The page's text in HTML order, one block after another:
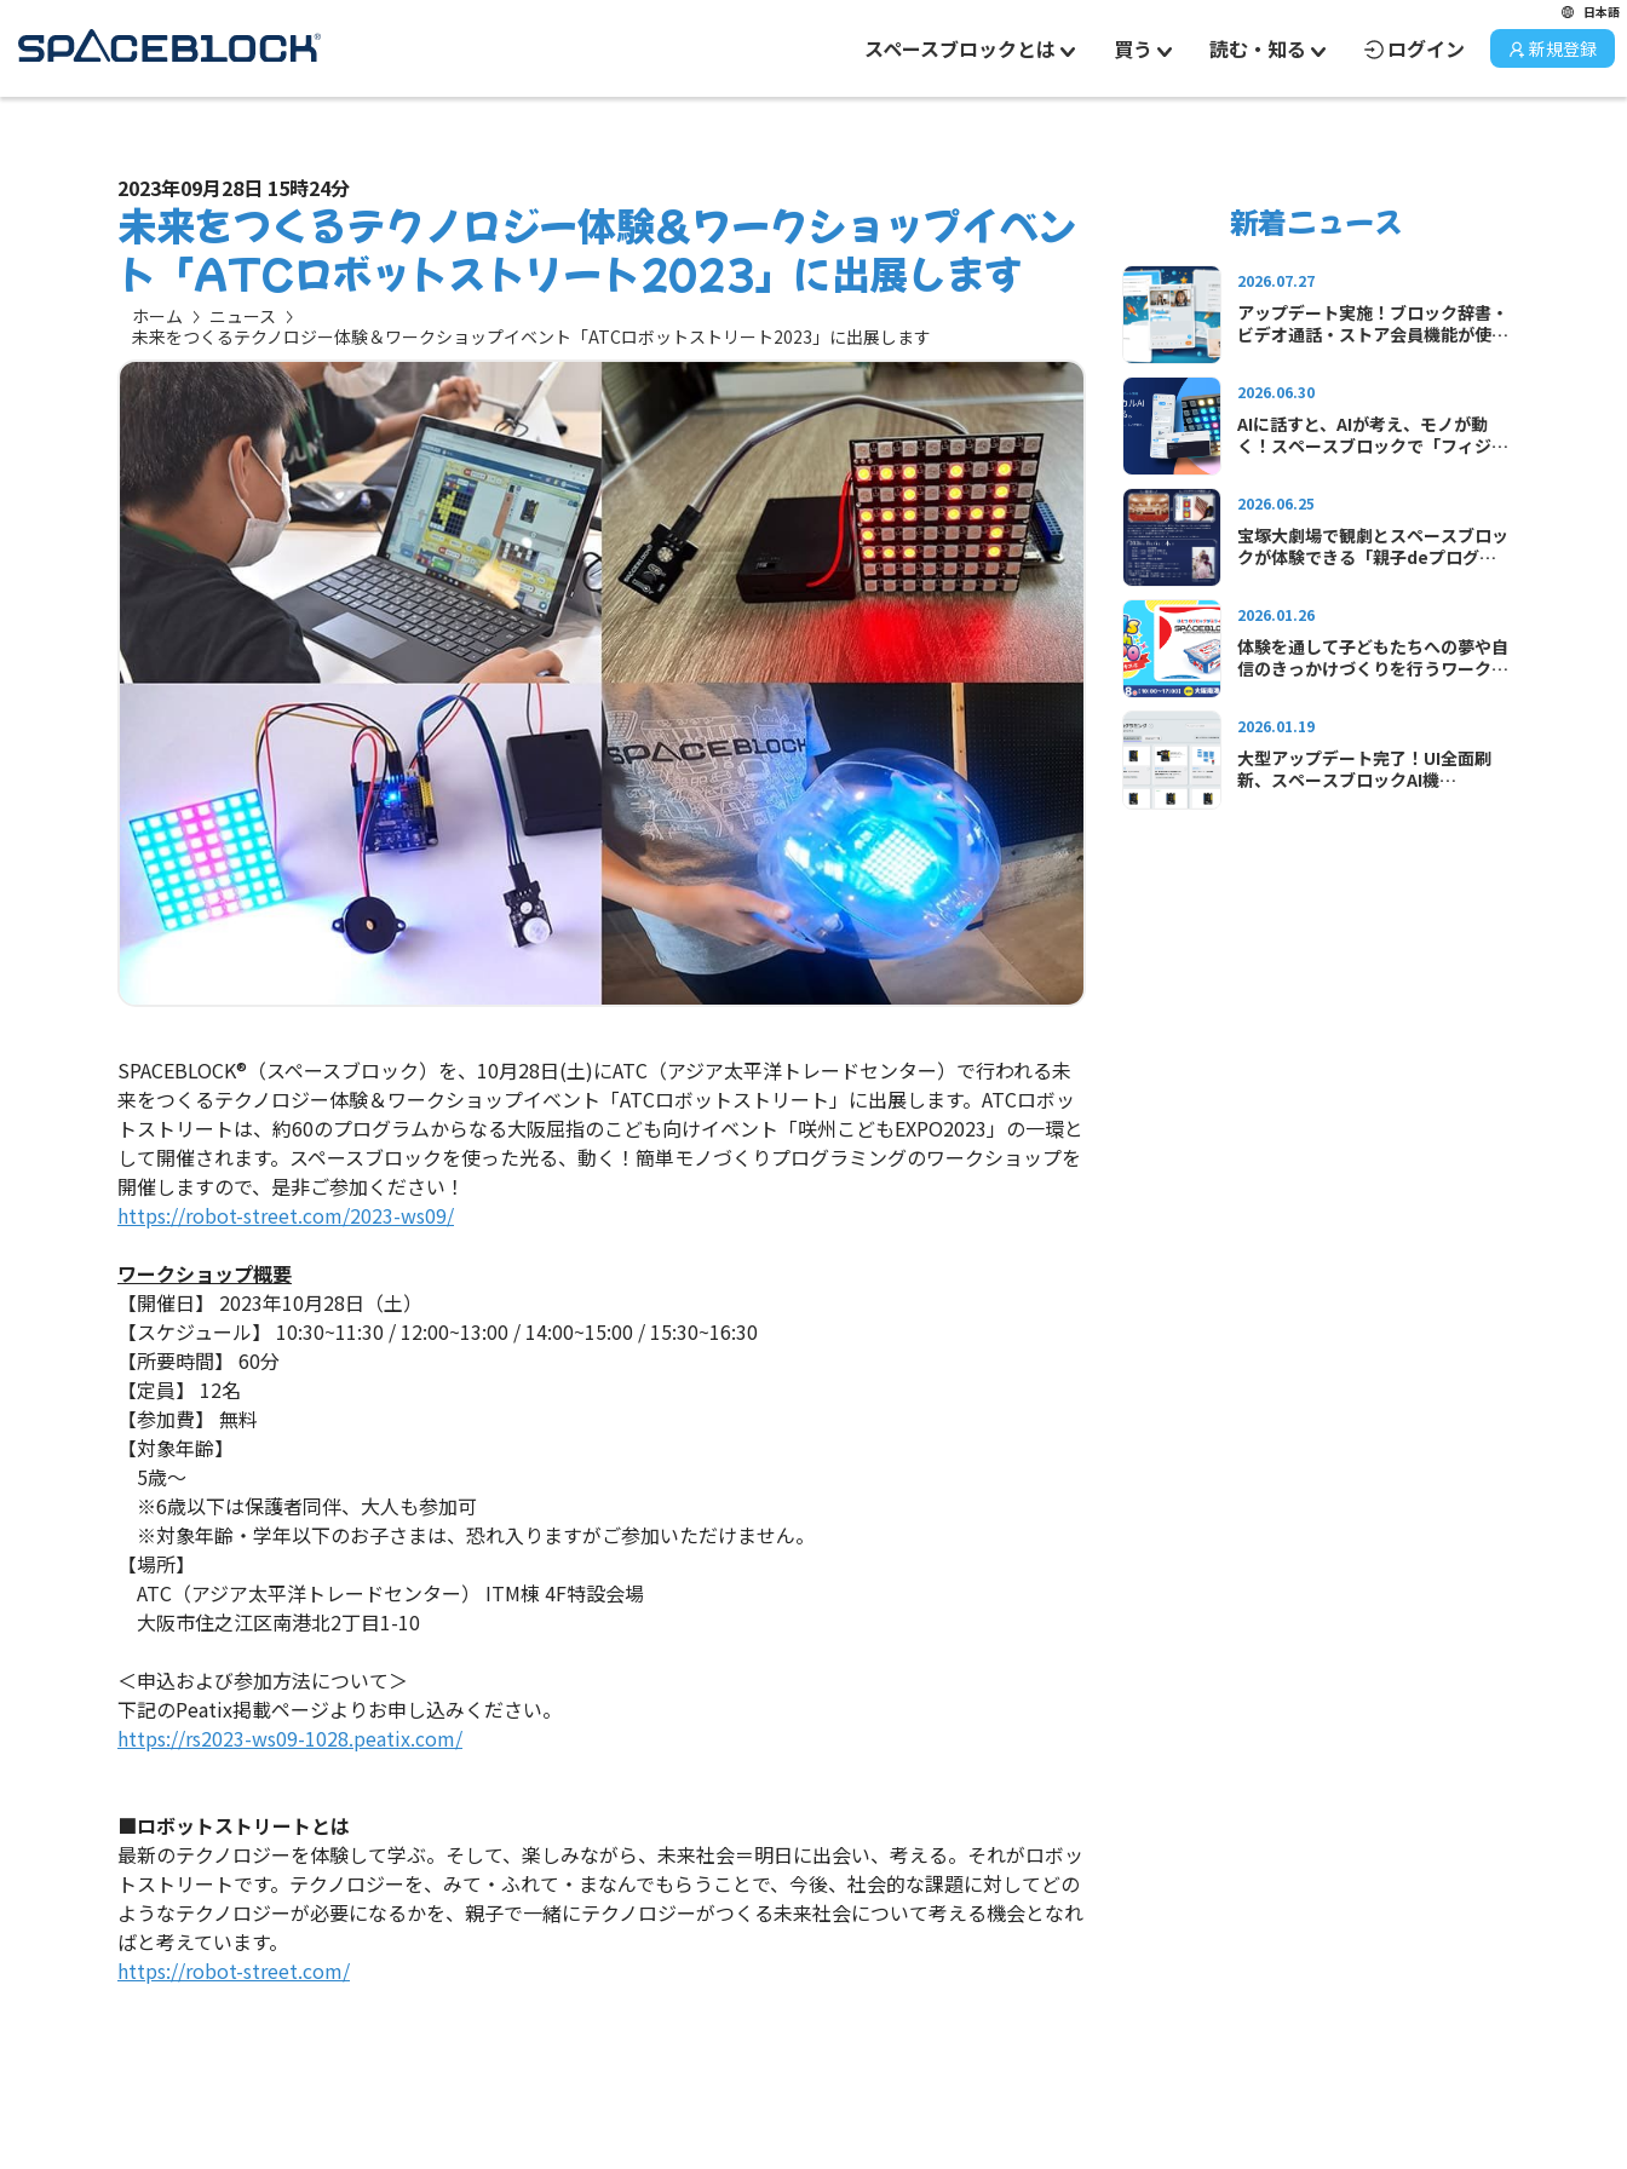
スペースブロックとは 買う 読む・知る ログイン 新規登録
日本語
2023年09月28日 15時24分
未来をつくるテクノロジー体験＆ワークショップイベン
ト「ATCロボットストリート2023」に出展します
ホーム
ニュース
未来をつくるテクノロジー体験＆ワークショップイベント「ATCロボットストリート2023」に出展します
SPACEBLOCK®（スペースブロック）を、10月28日(土)にATC（アジア太平洋トレードセンター）で行われる未
来をつくるテクノロジー体験＆ワークショップイベント「ATCロボットストリート」に出展します。ATCロボッ
トストリートは、約60のプログラムからなる大阪屈指のこども向けイベント「咲州こどもEXPO2023」の一環と
して開催されます。スペースブロックを使った光る、動く！簡単モノづくりプログラミングのワークショップを
開催しますので、是非ご参加ください！
https://robot-street.com/2023-ws09/
ワークショップ概要
【開催日】 2023年10月28日（土）
【スケジュール】 10:30~11:30 / 12:00~13:00 / 14:00~15:00 / 15:30~16:30
【所要時間】 60分
【定員】 12名
【参加費】 無料
【対象年齢】
5歳～
※6歳以下は保護者同伴、大人も参加可
※対象年齢・学年以下のお子さまは、恐れ入りますがご参加いただけません。
【場所】
ATC（アジア太平洋トレードセンター） ITM棟 4F特設会場
大阪市住之江区南港北2丁目1-10
＜申込および参加方法について＞
下記のPeatix掲載ページよりお申し込みください。
https://rs2023-ws09-1028.peatix.com/
■ロボットストリートとは
最新のテクノロジーを体験して学ぶ。そして、楽しみながら、未来社会＝明日に出会い、考える。それがロボッ
トストリートです。テクノロジーを、みて・ふれて・まなんでもらうことで、今後、社会的な課題に対してどの
ようなテクノロジーが必要になるかを、親子で一緒にテクノロジーがつくる未来社会について考える機会となれ
ばと考えています。
https://robot-street.com/
新着ニュース
2026.07.27
アップデート実施！ブロック辞書・
ビデオ通話・ストア会員機能が使え
2026.06.30
AIに話すと、AIが考え、モノが動
く！スペースブロックで「フィジカ
2026.06.25
宝塚大劇場で観劇とスペースブロッ
クが体験できる「親子deプログラ
2026.01.26
体験を通して子どもたちへの夢や自
信のきっかけづくりを行うワークシ
2026.01.19
大型アップデート完了！UI全面刷
新、スペースブロックAI機